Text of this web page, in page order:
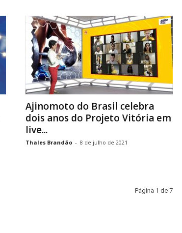
Ajinomoto do Brasil celebra
dois anos do Projeto Vitória em
live...
Thales Brandão - 8 de julho de 2021
Página 1 de 7